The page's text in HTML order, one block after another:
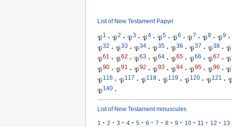
List of New Testament Papyri
𝔓1 · 𝔓2 · 𝔓3 · 𝔓4 · 𝔓5 · 𝔓6 · 𝔓7 · 𝔓8 · 𝔓9 ·
𝔓32 · 𝔓33 · 𝔓34 · 𝔓35 · 𝔓36 · 𝔓37 · 𝔓38 · 𝔓
𝔓61 · 𝔓62 · 𝔓63 · 𝔓64 · 𝔓65 · 𝔓66 · 𝔓67 · 𝔓
𝔓90 · 𝔓91 · 𝔓92 · 𝔓93 · 𝔓94 · 𝔓95 · 𝔓96 · 𝔓
𝔓116 · 𝔓117 · 𝔓118 · 𝔓119 · 𝔓120 · 𝔓121 ·
𝔓140 ·
List of New Testament minuscules
1 · 2 · 3 · 4 · 5 · 6 · 7 · 8 · 9 · 10 · 11 · 12 · 13